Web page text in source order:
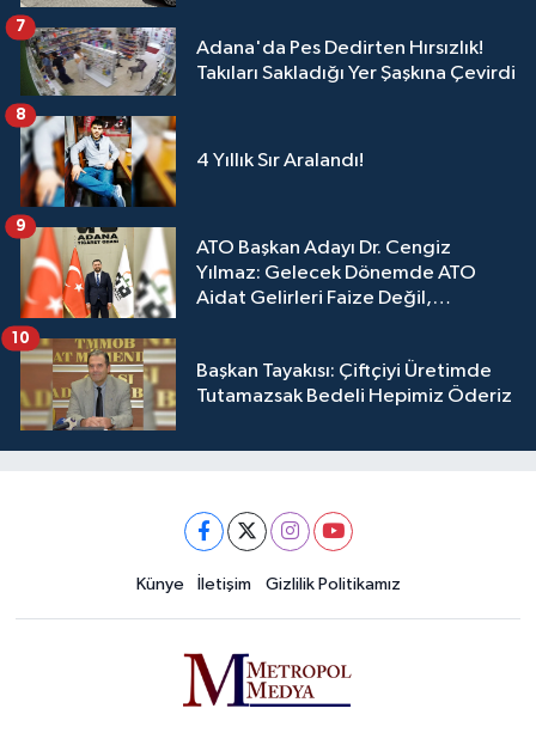
Adana'da Pes Dedirten Hırsızlık!
Takıları Sakladığı Yer Şaşkına Çevirdi
7
4 Yıllık Sır Aralandı!
8
ATO Başkan Adayı Dr. Cengiz
Yılmaz: Gelecek Dönemde ATO
Aidat Gelirleri Faize Değil,
9
Başkan Tayakısı: Çiftçiyi Üretimde
Tutamazsak Bedeli Hepimiz Öderiz
10
Künye İletişim Gizlilik Politikamız